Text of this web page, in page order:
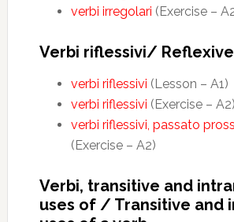
verbi irregolari (Exercise –
Verbi riflessivi/
verbi riflessivi (Lesson – A1)
verbi riflessivi (Exercise – A2)
verbi riflessivi, passato
(Exercise – A2)
Verbi, transitive and
uses of / Transitive and